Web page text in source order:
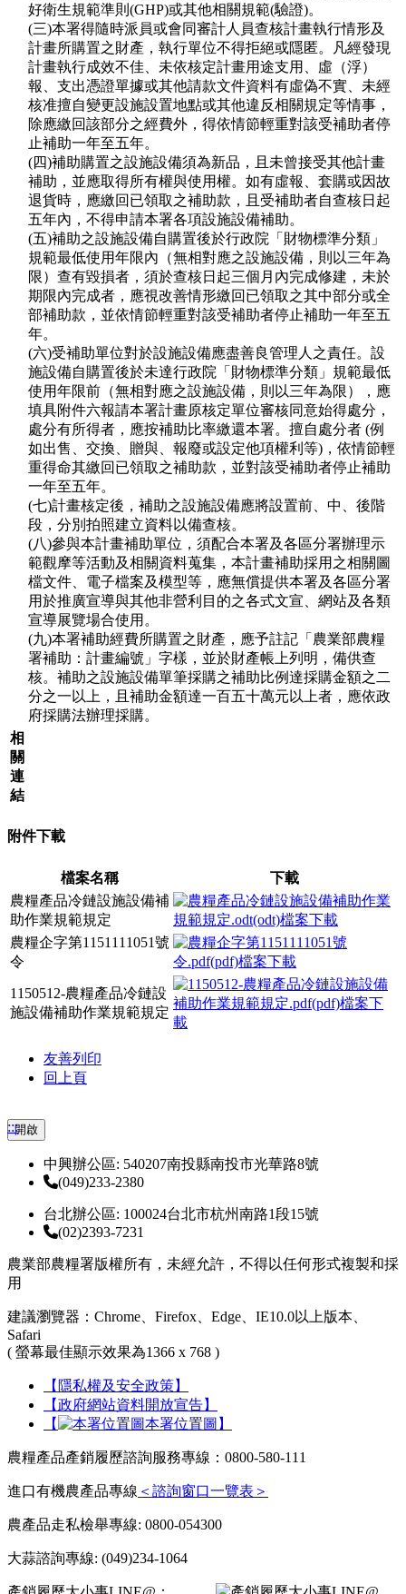
好衛生規範準則(GHP)或其他相關規範(驗證)。
(三)本署得隨時派員或會同審計人員查核計畫執行情形及
計畫所購置之財產，執行單位不得拒絕或隱匿。凡經發現
計畫執行成效不佳、未依核定計畫用途支用、虛（浮）
報、支出憑證單據或其他請款文件資料有虛偽不實、未經
核准擅自變更設施設置地點或其他違反相關規定等情事，
除應繳回該部分之經費外，得依情節輕重對該受補助者停
止補助一年至五年。
(四)補助購置之設施設備須為新品，且未曾接受其他計畫
補助，並應取得所有權與使用權。如有虛報、套購或因故
退貨時，應繳回已領取之補助款，且受補助者自查核日起
五年內，不得申請本署各項設施設備補助。
(五)補助之設施設備自購置後於行政院「財物標準分類」
規範最低使用年限內（無相對應之設施設備，則以三年為
限）查有毀損者，須於查核日起三個月內完成修建，未於
期限內完成者，應視改善情形繳回已領取之其中部分或全
部補助款，並依情節輕重對該受補助者停止補助一年至五
年。
(六)受補助單位對於設施設備應盡善良管理人之責任。設
施設備自購置後於未達行政院「財物標準分類」規範最低
使用年限前（無相對應之設施設備，則以三年為限），應
填具附件六報請本署計畫原核定單位審核同意始得處分，
處分有所得者，應按補助比率繳還本署。擅自處分者 (例
如出售、交換、贈與、報廢或設定他項權利等)，依情節輕
重得命其繳回已領取之補助款，並對該受補助者停止補助
一年至五年。
(七)計畫核定後，補助之設施設備應將設置前、中、後階
段，分別拍照建立資料以備查核。
(八)參與本計畫補助單位，須配合本署及各區分署辦理示
範觀摩等活動及相關資料蒐集，本計畫補助採用之相關圖
檔文件、電子檔案及模型等，應無償提供本署及各區分署
用於推廣宣導與其他非營利目的之各式文宣、網站及各類
宣導展覽場合使用。
(九)本署補助經費所購置之財產，應予註記「農業部農糧
署補助：計畫編號」字樣，並於財產帳上列明，備供查
核。補助之設施設備單筆採購之補助比例達採購金額之二
分之一以上，且補助金額達一百五十萬元以上者，應依政
府採購法辦理採購。
相
關
連
結
附件下載
檔案名稱
下載
農糧產品冷鏈設施設備補
助作業規範規定
農糧企字第1151111051號
令
1150512-農糧產品冷鏈設
施設備補助作業規範規定
友善列印
回上頁
:::開啟
中興辦公區: 540207南投縣南投市光華路8號
(049)233-2380
台北辦公區: 100024台北市杭州南路1段15號
(02)2393-7231
農業部農糧署版權所有，未經允許，不得以任何形式複製和採
用
建議瀏覽器：Chrome、Firefox、Edge、IE10.0以上版本、
Safari
( 螢幕最佳顯示效果為1366 x 768 )
【隱私權及安全政策】
【政府網站資料開放宣告】
【
本署位置圖】
農糧產品產銷履歷諮詢服務專線：0800-580-111
進口有機農產品專線 ＜諮詢窗口一覽表＞
農產品走私檢舉專線: 0800-054300
大蒜諮詢專線: (049)234-1064